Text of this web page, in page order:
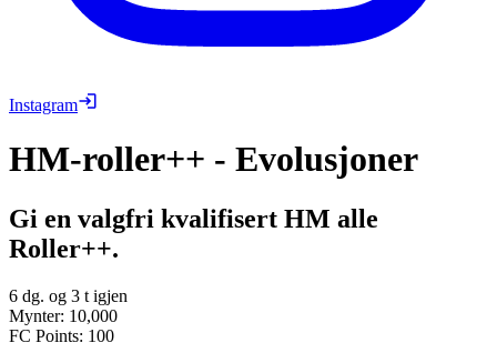
Instagram
HM-roller++ - Evolusjoner
Gi en valgfri kvalifisert HM alle
Roller++.
6 dg. og 3 t igjen
Mynter: 10,000
FC Points: 100